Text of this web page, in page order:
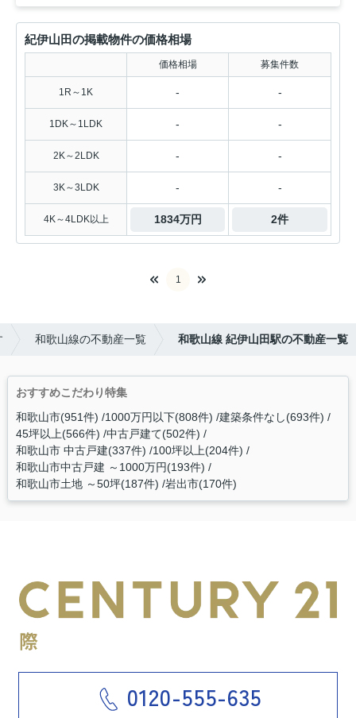
紀伊山田の掲載物件の価格相場
価格相場 募集件数
1R～1K - -
1DK～1LDK - -
2K～2LDK - -
3K～3LDK - -
4K～4LDK以上 1834万円 2件
1
和歌山線の不動産一覧 和歌山線 紀伊山田駅の不動産一覧
おすすめこだわり特集
和歌山市(951件) 1000万円以下(808件) 建築条件なし(693件)
45坪以上(566件) 中古戸建て(502件)
和歌山市 中古戸建(337件) 100坪以上(204件)
和歌山市中古戸建 ～1000万円(193件)
和歌山市土地 ～50坪(187件) 岩出市(170件)
0120-555-635